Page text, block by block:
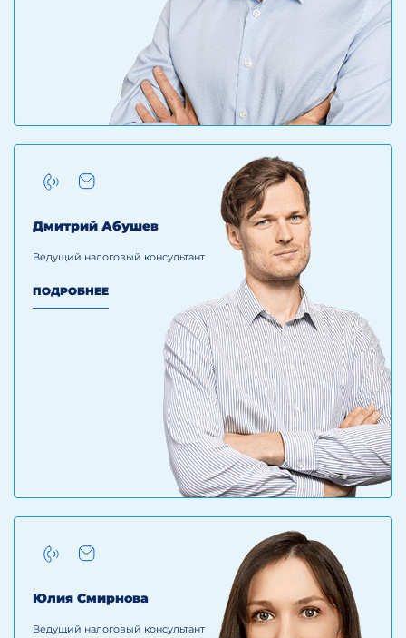
Дмитрий Абушев
Ведущий налоговый консультант
ПОДРОБНЕЕ
Юлия Смирнова
Ведущий налоговый консультант